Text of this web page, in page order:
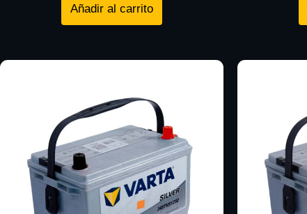
Añadir al carrito